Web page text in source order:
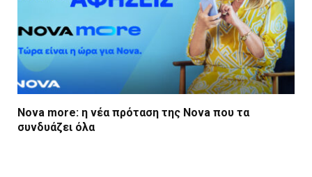
Nova more: η νέα πρόταση της Nova που τα
συνδυάζει όλα